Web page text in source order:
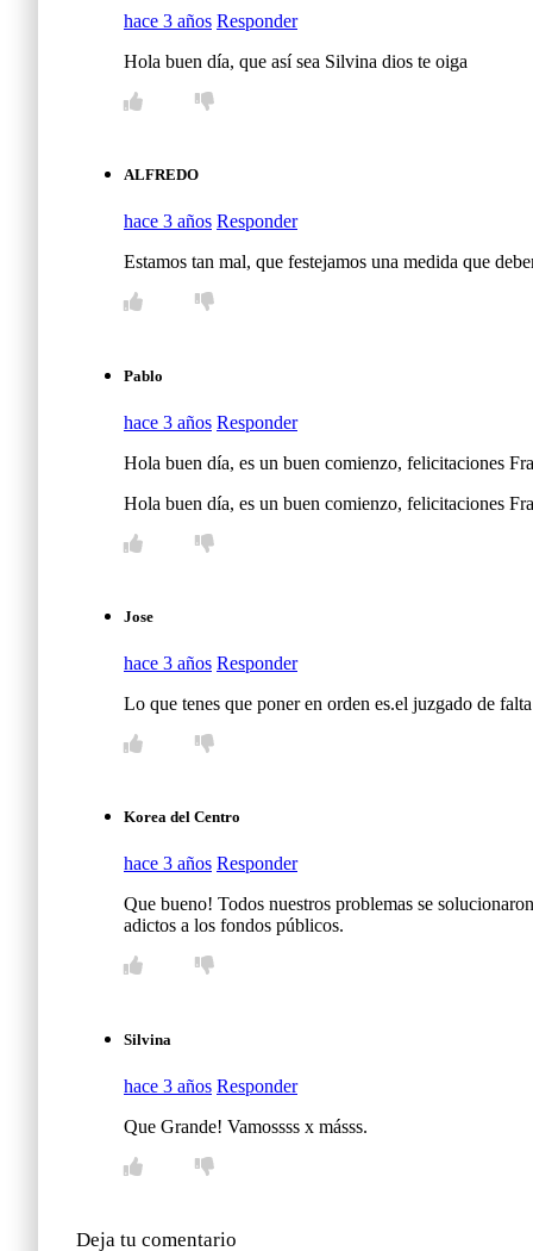
hace 3 años Responder
Hola buen día, que así sea Silvina dios te oiga
ALFREDO
hace 3 años Responder
Estamos tan mal, que festejamos una medida que
Pablo
hace 3 años Responder
Hola buen día, es un buen comienzo, felicitaciones
Hola buen día, es un buen comienzo, felicitaciones
Jose
hace 3 años Responder
Lo que tenes que poner en orden es.el juzgado de
Korea del Centro
hace 3 años Responder
Que bueno! Todos nuestros problemas se
adictos a los fondos públicos.
Silvina
hace 3 años Responder
Que Grande! Vamossss x másss.
Deja tu comentario